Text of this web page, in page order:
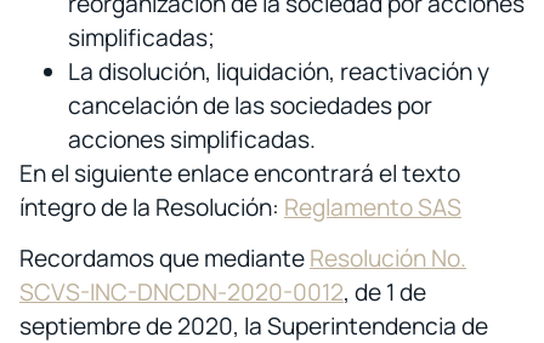
simplificadas;
La disolución, liquidación, reactivación y
cancelación de las sociedades por
acciones simplificadas.
En el siguiente enlace encontrará el texto
íntegro de la Resolución: Reglamento SAS
Recordamos que medianteResolución No.
SCVS-INC-DNCDN-2020-0012, de 1 de
septiembre de 2020, la Superintendencia de